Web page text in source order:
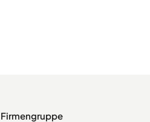
Firmengruppe